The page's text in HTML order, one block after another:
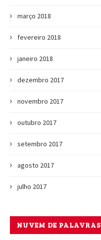
março 2018
fevereiro 2018
janeiro 2018
dezembro 2017
novembro 2017
outubro 2017
setembro 2017
agosto 2017
julho 2017
NUVEM DE PALAVRAS